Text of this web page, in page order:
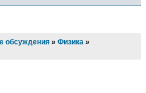
обсуждения » Физика »